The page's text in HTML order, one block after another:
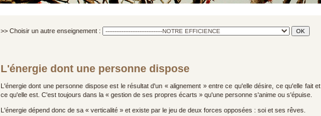
>> Choisir un autre enseignement :
L'énergie dont une personne dispose
L'énergie dont une personne dispose est le résultat d'un « alignement » entre ce qu'elle désire, ce qu'elle fait et
ce qu'elle est. C'est toujours dans la « gestion de ses propres écarts » qu'une personne s'anime ou s'épuise.
L'énergie dépend donc de sa « verticalité » et existe par le jeu de deux forces opposées : soi et ses rêves.